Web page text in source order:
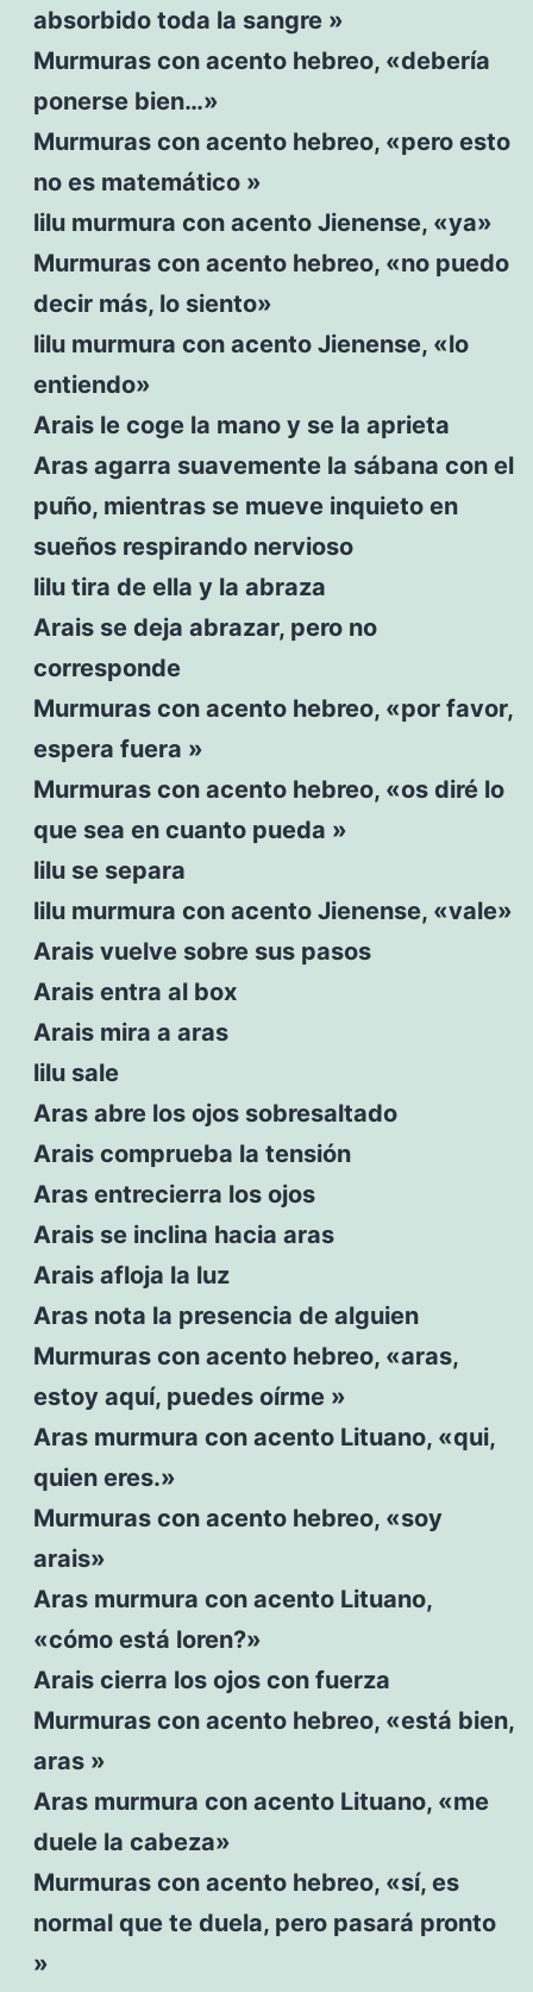
absorbido toda la sangre »
Murmuras con acento hebreo, «debería
ponerse bien…»
Murmuras con acento hebreo, «pero esto
no es matemático »
lilu murmura con acento Jienense, «ya»
Murmuras con acento hebreo, «no puedo
decir más, lo siento»
lilu murmura con acento Jienense, «lo
entiendo»
Arais le coge la mano y se la aprieta
Aras agarra suavemente la sábana con el
puño, mientras se mueve inquieto en
sueños respirando nervioso
lilu tira de ella y la abraza
Arais se deja abrazar, pero no
corresponde
Murmuras con acento hebreo, «por favor,
espera fuera »
Murmuras con acento hebreo, «os diré lo
que sea en cuanto pueda »
lilu se separa
lilu murmura con acento Jienense, «vale»
Arais vuelve sobre sus pasos
Arais entra al box
Arais mira a aras
lilu sale
Aras abre los ojos sobresaltado
Arais comprueba la tensión
Aras entrecierra los ojos
Arais se inclina hacia aras
Arais afloja la luz
Aras nota la presencia de alguien
Murmuras con acento hebreo, «aras,
estoy aquí, puedes oírme »
Aras murmura con acento Lituano, «qui,
quien eres.»
Murmuras con acento hebreo, «soy
arais»
Aras murmura con acento Lituano,
«cómo está loren?»
Arais cierra los ojos con fuerza
Murmuras con acento hebreo, «está bien,
aras »
Aras murmura con acento Lituano, «me
duele la cabeza»
Murmuras con acento hebreo, «sí, es
normal que te duela, pero pasará pronto
»